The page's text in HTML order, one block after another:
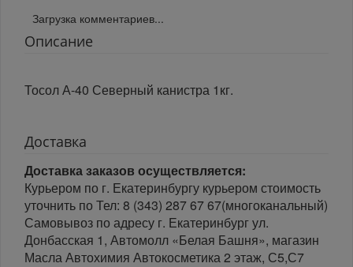
Загрузка комментариев...
Описание
Тосол А-40 Северный канистра 1кг.
Доставка
Доставка заказов осуществляется:
Курьером по г. Екатеринбургу курьером стоимость
уточнить по Тел: 8 (343) 287 67 67(многоканальный)
Самовывоз по адресу г. Екатеринбург ул.
Донбасская 1, Автомолл «Белая Башня», магазин
Масла Автохимия Автокосметика 2 этаж, С5,С7